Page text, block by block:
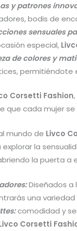
y patrones
bodis de
sensuales
especial,
de colores y
permitiéndote
Corsetti Fashion
que cada mujer
mundo de Livco
la
la puerta a
Diseñados a
una
comodidad y
Corsetti